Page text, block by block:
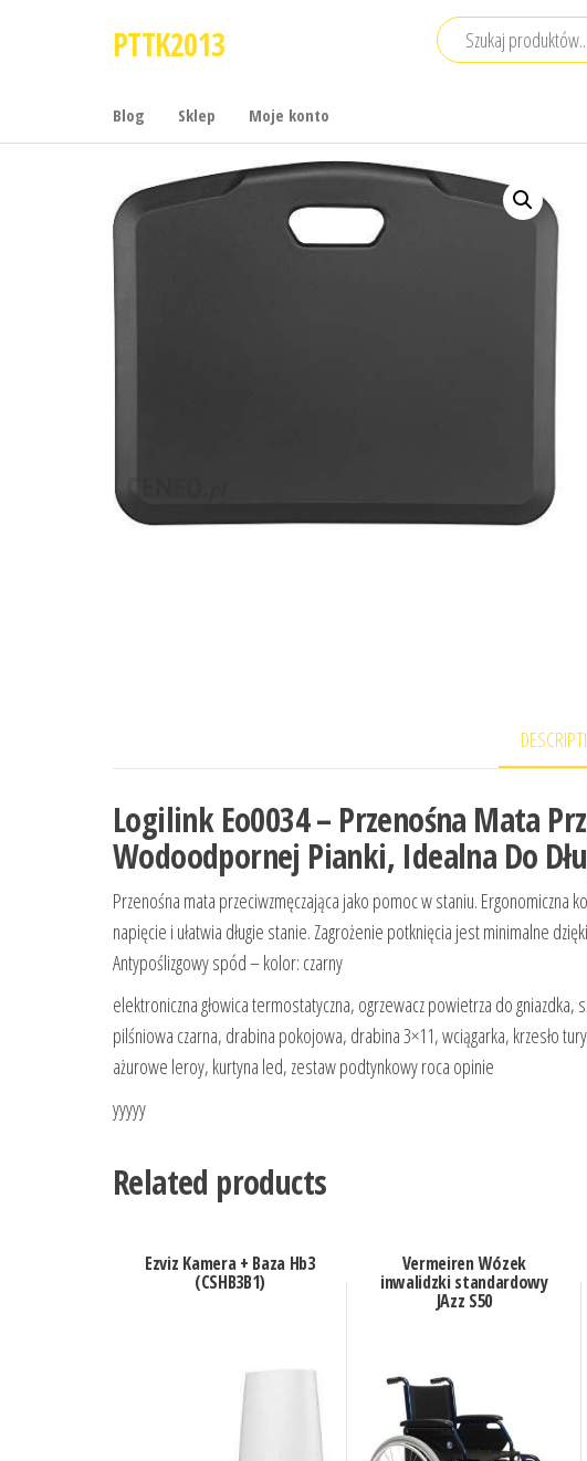
PTTK2013
Blog Sklep Moje konto
Logilink Eo0034 – Przenośna Mata
Wodoodpornej Pianki, Idealna Do
Przenośna mata przeciwzmęczająca jako pomoc w staniu.
napięcie i ułatwia długie stanie. Zagrożenie potknięcia jest minimalne
Antypoślizgowy spód – kolor: czarny
elektroniczna głowica termostatyczna, ogrzewacz powietrza do
pilśniowa czarna, drabina pokojowa, drabina 3×11, wciągarka, krzesło
ażurowe leroy, kurtyna led, zestaw podtynkowy roca opinie
yyyyy
Related products
Ezviz Kamera + Baza Hb3
(CSHB3B1)
Vermeiren Wózek
inwalidzki standardowy
JAzz S50